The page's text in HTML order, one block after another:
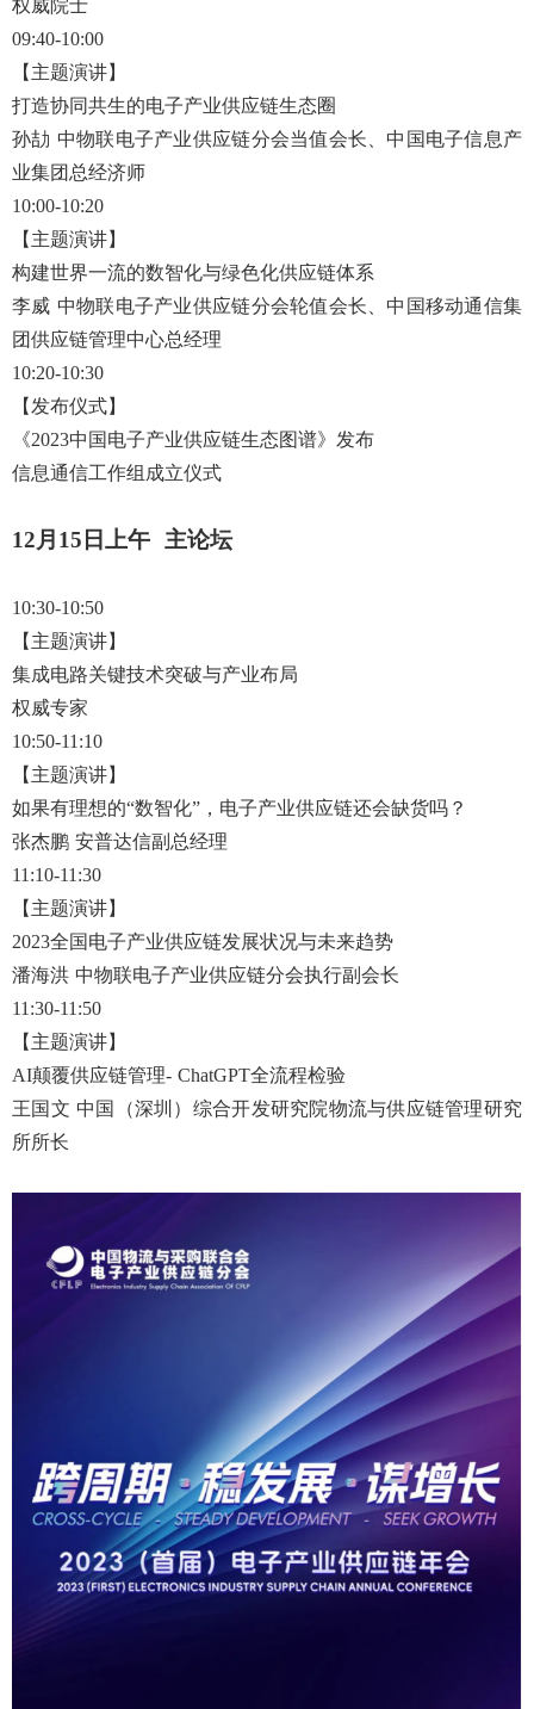
权威院士
09:40-10:00
【主题演讲】
打造协同共生的电子产业供应链生态圈
孙劼 中物联电子产业供应链分会当值会长、中国电子信息产
业集团总经济师
10:00-10:20
【主题演讲】
构建世界一流的数智化与绿色化供应链体系
李威 中物联电子产业供应链分会轮值会长、中国移动通信集
团供应链管理中心总经理
10:20-10:30
【发布仪式】
《2023中国电子产业供应链生态图谱》发布
信息通信工作组成立仪式
12月15日上午 主论坛
10:30-10:50
【主题演讲】
集成电路关键技术突破与产业布局
权威专家
10:50-11:10
【主题演讲】
如果有理想的“数智化”，电子产业供应链还会缺货吗？
张杰鹏 安普达信副总经理
11:10-11:30
【主题演讲】
2023全国电子产业供应链发展状况与未来趋势
潘海洪 中物联电子产业供应链分会执行副会长
11:30-11:50
【主题演讲】
AI颠覆供应链管理- ChatGPT全流程检验
王国文 中国（深圳）综合开发研究院物流与供应链管理研究
所所长